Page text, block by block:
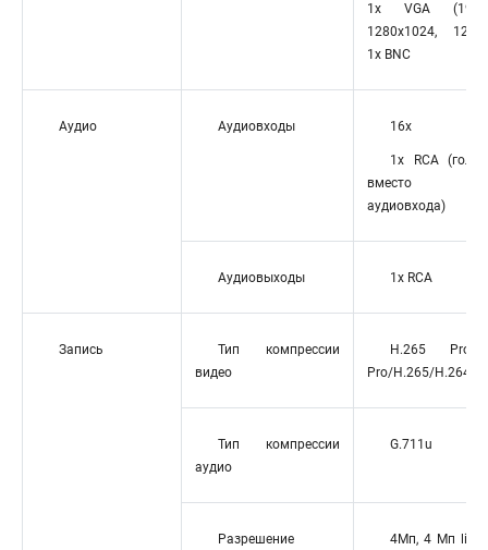
1х VGA
1280х1024,
1x BNC
Аудио Аудиовходы 16х
1x RCA
вместо
аудиовхода)
Аудиовыходы 1х RCA
Запись
Тип компрессии
видео
H.265 Pro+/
Pro/H.265/H.264+/
Тип компрессии
аудио
G.711u
Разрешение
4Мп, 4 Мп lite,